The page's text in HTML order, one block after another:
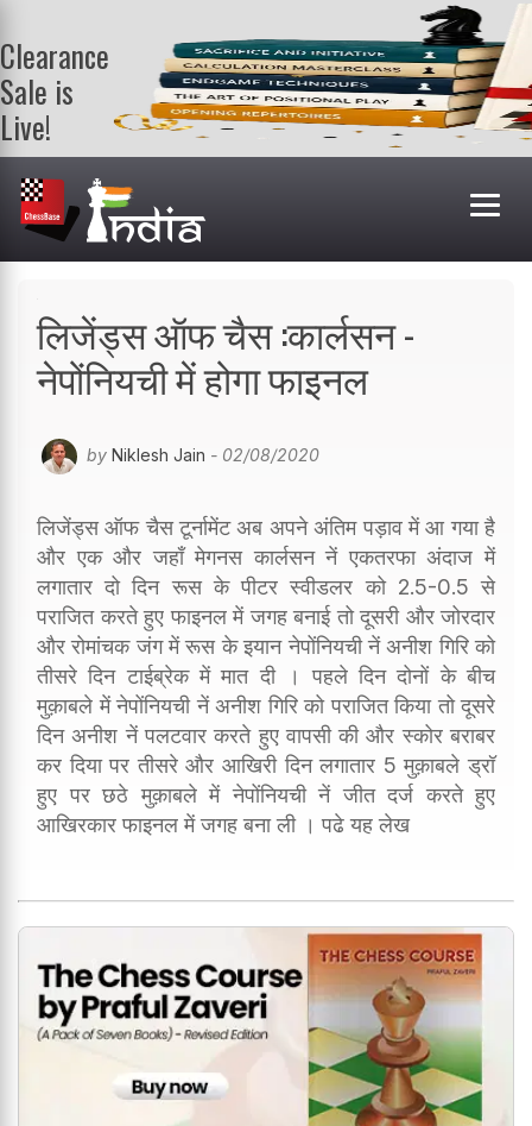
Clearance
Sale is
Live!
Get a FREE
book on
purchasing 2
or more
books. Valid
लिजेंड्स ऑफ चैस :कार्लसन -
नेपोंनियची में होगा फाइनल
by Niklesh Jain - 02/08/2020
लिजेंड्स ऑफ चैस टूर्नामेंट अब अपने अंतिम पड़ाव में आ गया है
और एक और जहाँ मेगनस कार्लसन नें एकतरफा अंदाज में
लगातार दो दिन रूस के पीटर स्वीडलर को 2.5-0.5 से
पराजित करते हुए फाइनल में जगह बनाई तो दूसरी और जोरदार
और रोमांचक जंग में रूस के इयान नेपोंनियची नें अनीश गिरि को
तीसरे दिन टाईब्रेक में मात दी । पहले दिन दोनों के बीच
मुक़ाबले में नेपोंनियची नें अनीश गिरि को पराजित किया तो दूसरे
दिन अनीश नें पलटवार करते हुए वापसी की और स्कोर बराबर
कर दिया पर तीसरे और आखिरी दिन लगातार 5 मुक़ाबले ड्रॉ
हुए पर छठे मुक़ाबले में नेपोंनियची नें जीत दर्ज करते हुए
आखिरकार फाइनल में जगह बना ली । पढे यह लेख